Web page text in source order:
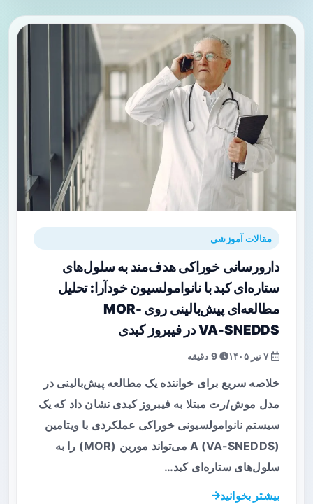
مقالات آموزشی
دارورسانی خوراکی هدف‌مند به سلول‌های
ستاره‌ای کبد با نانوامولسیون خود‌آرا: تحلیل
مطالعه‌ای پیش‌بالینی روی MOR-
VA‑SNEDDS در فیبروز کبدی
9 دقیقه
خلاصه سریع برای خواننده یک مطالعه پیش‌بالینی در
مدل موش/رت مبتلا به فیبروز کبدی نشان داد که یک
سیستم نانوامولسیونی خوراکی عملکردی با ویتامین
A (VA-SNEDDS) می‌تواند مورین (MOR) را به
سلول‌های ستاره‌ای کبد…
بیشتر بخوانید